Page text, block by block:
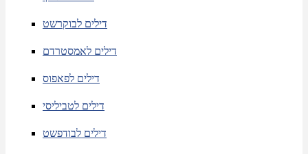
דילים לבוקרשט
דילים לאמסטרדם
דילים לפאפוס
דילים לטביליסי
דילים לבודפשט